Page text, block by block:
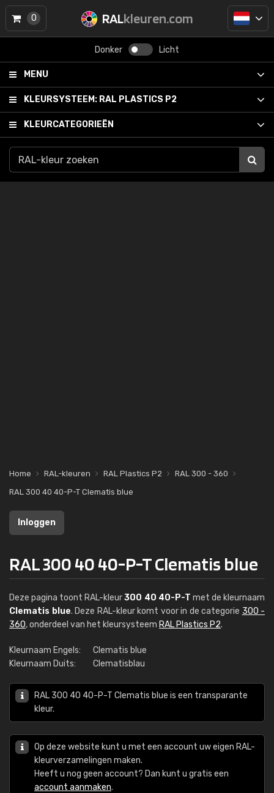
RALkleuren.com
Donker Licht
MENU
KLEURSYSTEEM: RAL PLASTICS P2
KLEURCATEGORIEËN
0
Home RAL-kleuren RAL Plastics P2
RAL 300 - 360
RAL 300 40 40-P-T Clematis blue
Inloggen
RAL 300 40 40-P-T Clematis blue
Deze pagina toont RAL-kleur300 40 40-P-T met de kleurnaam
Clematis blue. Deze RAL-kleur komt voor in de categorie 300 -
360, onderdeel van het kleursysteem RAL Plastics P2.
Kleurnaam Engels:
Clematis blue
Kleurnaam Duits:
Clematisblau
RAL 300 40 40-P-T Clematis blue is een transparante
kleur.
Op deze website kunt u met een account uw eigen RAL-
kleurverzamelingen maken.
Heeft u nog geen account? Dan kunt u gratis een
account aanmaken.